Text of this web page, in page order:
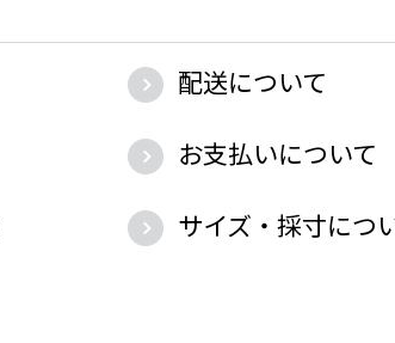
配送について
お支払いについて
サイズ・採寸につ